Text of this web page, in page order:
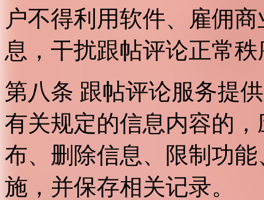
户不得利用软件、雇佣
息，干扰跟帖评论正常
第八条 跟帖评论服务提
有关规定的信息内容的
布、删除信息、限制功
施，并保存相关记录。